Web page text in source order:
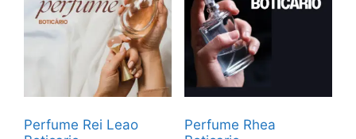
Perfume Rei Leao
Perfume Rhea